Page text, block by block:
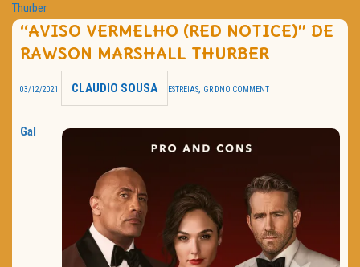
HOME CINEMA
NOTA PESSOAL
TRAILER DO DIA
Thurber
“AVISO VERMELHO (RED NOTICE)” DE
RAWSON MARSHALL THURBER
03/12/2021 CLAUDIO SOUSA ESTREIAS, GR D NO COMMENT
Gal